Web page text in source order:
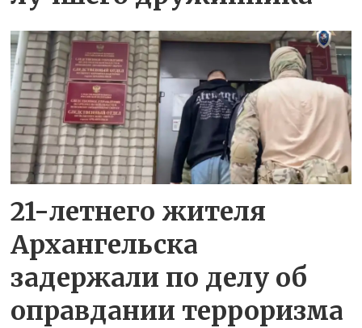
21-летнего жителя
Архангельска
задержали по делу об
оправдании терроризма